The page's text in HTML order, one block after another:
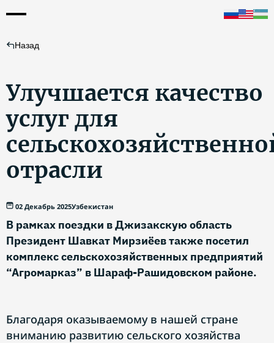
Назад
Улучшается качество
услуг для
отрасли
02 Декабрь 2025Узбекистан
В рамках поездки в Джизакскую область
Президент Шавкат Мирзиёев также посетил
комплекс сельскохозяйственных предприятий
“Агромарказ” в Шараф-Рашидовском районе.
Благодаря оказываемому в нашей стране
вниманию развитию сельского хозяйства